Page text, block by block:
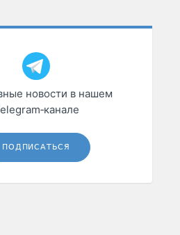
новости в нашем
ПОДПИСАТЬСЯ